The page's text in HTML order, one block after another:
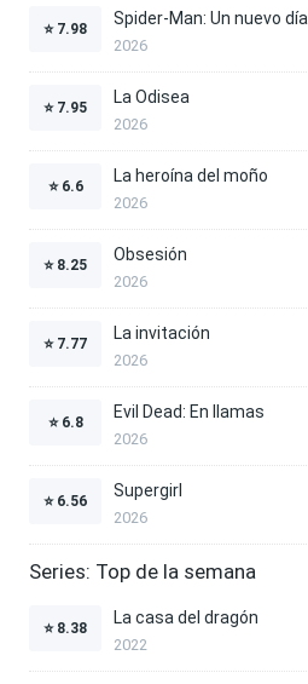
⭐ 7.98
Spider-Man: Un nuevo día
2026
⭐ 7.95
La Odisea
2026
⭐ 6.6
La heroína del moño
2026
⭐ 8.25
Obsesión
2026
⭐ 7.77
La invitación
2026
⭐ 6.8
Evil Dead: En llamas
2026
⭐ 6.56
Supergirl
2026
Series: Top de la semana
⭐ 8.38
La casa del dragón
2022